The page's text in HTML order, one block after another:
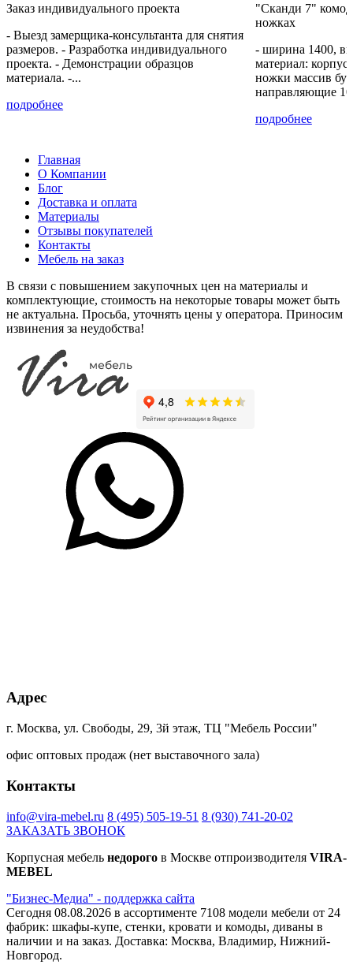
Заказ индивидуального проекта
- Выезд замерщика-консультанта для снятия
размеров. - Разработка индивидуального
проекта. - Демонстрации образцов
материала. -...
подробнее
"Сканди 7"
ножках
- ширина 1400,
материал:
ножки массив
направляющие
подробнее
Главная
О Компании
Блог
Доставка и оплата
Материалы
Отзывы покупателей
Контакты
Мебель на заказ
В связи с повышением закупочных цен на материалы и
комплектующие, стоимость на некоторые товары может быть
не актуальна. Просьба, уточнять цены у оператора. Приносим
извинения за неудобства!
Адрес
г. Москва, ул. Свободы, 29, 3й этаж, ТЦ "Мебель России"
офис оптовых продаж (нет выставочного зала)
Контакты
info@vira-mebel.ru 8 (495) 505-19-51 8 (930) 741-20-02
ЗАКАЗАТЬ ЗВОНОК
Корпусная мебель недорого в Москве отпроизводителя VIRA-
MEBEL
"Бизнес-Медиа" - поддержка сайта
Сегодня 08.08.2026 в ассортименте 7108 модели мебели от 24
фабрик: шкафы-купе, стенки, кровати и комоды, диваны в
наличии и на заказ. Доставка: Москва, Владимир, Нижний-
Новгород.